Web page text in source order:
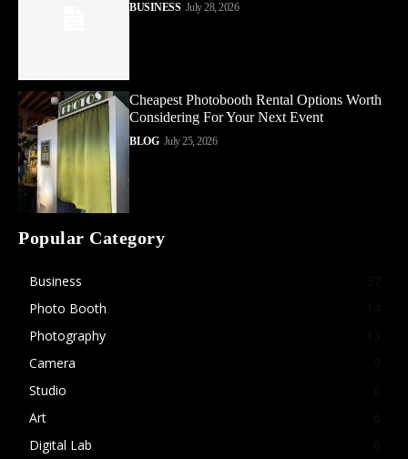
BUSINESS July 28, 2026
Cheapest Photobooth Rental Options Worth
Considering For Your Next Event
BLOG July 25, 2026
Popular Category
Business
Photo Booth
Photography
Camera
Studio
Art
Digital Lab